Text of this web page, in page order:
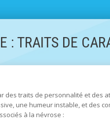
: TRAITS DE
des traits de personnalité et des
une humeur instable, et des
à la névrose :